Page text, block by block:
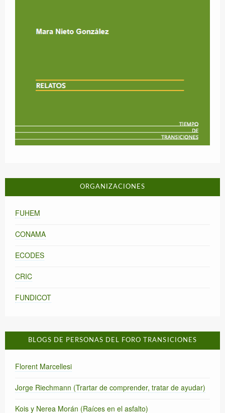
ORGANIZACIONES
FUHEM
CONAMA
ECODES
CRIC
FUNDICOT
BLOGS DE PERSONAS DEL FORO TRANSICIONES
Florent Marcellesi
Jorge Riechmann (Trartar de comprender, tratar de ayudar)
Kois y Nerea Morán (Raíces en el asfalto)